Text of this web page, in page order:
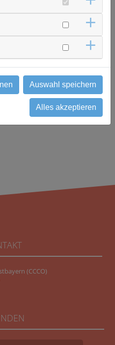
(CCCO)
Auswahl speichern
Alles akzeptieren